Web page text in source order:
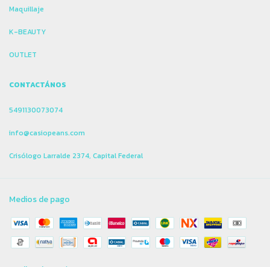
Maquillaje
K-BEAUTY
OUTLET
CONTACTÁNOS
5491130073074
info@casiopeans.com
Crisólogo Larralde 2374, Capital Federal
Medios de pago